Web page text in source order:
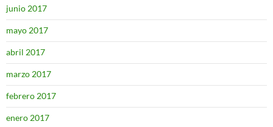
junio 2017
mayo 2017
abril 2017
marzo 2017
febrero 2017
enero 2017